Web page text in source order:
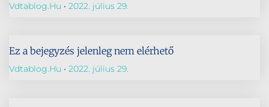
Vdtablog.hu 2022. július 29.
Ez a bejegyzés jelenleg nem elérhető
Vdtablog.hu 2022. július 29.